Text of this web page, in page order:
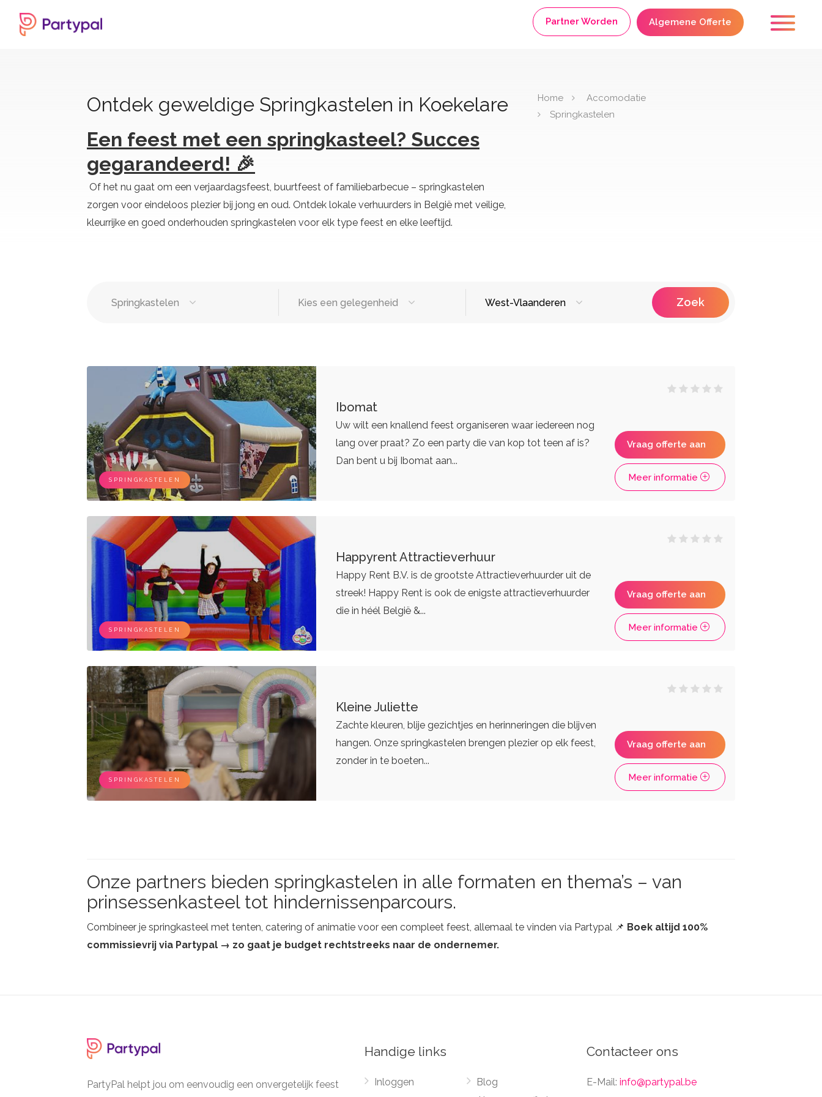
Partner Worden Algemene Offerte
Ontdek geweldige Springkastelen in Koekelare
Een feest met een springkasteel? Succes
gegarandeerd! 🎉
Of het nu gaat om een verjaardagsfeest, buurtfeest of familiebarbecue – springkastelen
zorgen voor eindeloos plezier bij jong en oud. Ontdek lokale verhuurders in België met veilige,
kleurrijke en goed onderhouden springkastelen voor elk type feest en elke leeftijd.
Home
Accomodatie
Springkastelen
Springkastelen
Wc wagen
Lichtletters
Aankleding
Videografie
Feestzalen
Vergaderzalen
Seminarieruimte
DJ's
Zangers
Live bands
Eventplanners
Kies een gelegenheid West-Vlaanderen Zoek
SPRINGKASTELEN
Ibomat
Uw wilt een knallend feest organiseren waar iedereen nog
lang over praat? Zo een party die van kop tot teen af is?
Dan bent u bij Ibomat aan...
Vraag offerte aan
Meer informatie
SPRINGKASTELEN
Happyrent Attractieverhuur
Happy Rent B.V. is de grootste Attractieverhuurder uit de
streek! Happy Rent is ook de enigste attractieverhuurder
die in héél België &...
Vraag offerte aan
Meer informatie
SPRINGKASTELEN
Kleine Juliette
Zachte kleuren, blije gezichtjes en herinneringen die blijven
hangen. Onze springkastelen brengen plezier op elk feest,
zonder in te boeten...
Vraag offerte aan
Meer informatie
Onze partners bieden springkastelen in alle formaten en thema’s – van
prinsessenkasteel tot hindernissenparcours.
Combineer je springkasteel met tenten, catering of animatie voor een compleet feest, allemaal te vinden via Partypal 📌 Boek altijd 100%
commissievrij via Partypal → zo gaat je budget rechtstreeks naar de ondernemer.
PartyPal helpt jou om eenvoudig een onvergetelijk feest
Handige links
Inloggen
Blog
Contacteer ons
E-Mail: info@partypal.be